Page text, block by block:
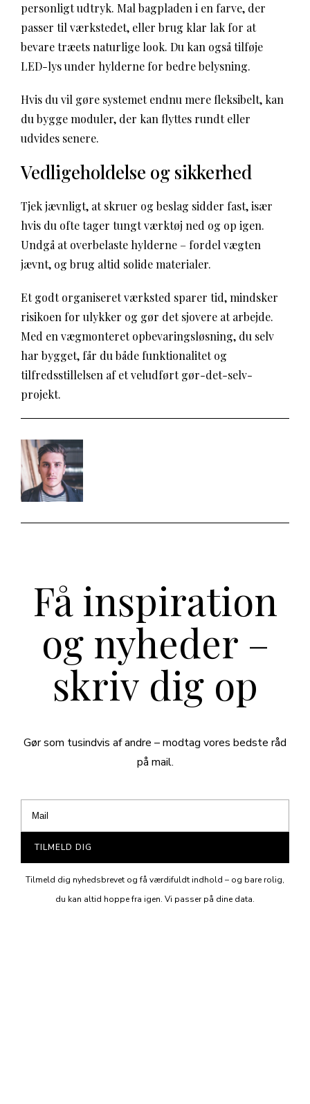
personligt udtryk. Mal bagpladen i en farve, der
passer til værkstedet, eller brug klar lak for at
bevare træets naturlige look. Du kan også tilføje
LED-lys under hylderne for bedre belysning.
Hvis du vil gøre systemet endnu mere fleksibelt, kan
du bygge moduler, der kan flyttes rundt eller
udvides senere.
Vedligeholdelse og sikkerhed
Tjek jævnligt, at skruer og beslag sidder fast, især
hvis du ofte tager tungt værktøj ned og op igen.
Undgå at overbelaste hylderne – fordel vægten
jævnt, og brug altid solide materialer.
Et godt organiseret værksted sparer tid, mindsker
risikoen for ulykker og gør det sjovere at arbejde.
Med en vægmonteret opbevaringsløsning, du selv
har bygget, får du både funktionalitet og
tilfredsstillelsen af et veludført gør-det-selv-
projekt.
Få inspiration
og nyheder –
skriv dig op
Gør som tusindvis af andre – modtag vores bedste råd
på mail.
TILMELD DIG
Tilmeld dig nyhedsbrevet og få værdifuldt indhold – og bare rolig,
du kan altid hoppe fra igen. Vi passer på dine data.